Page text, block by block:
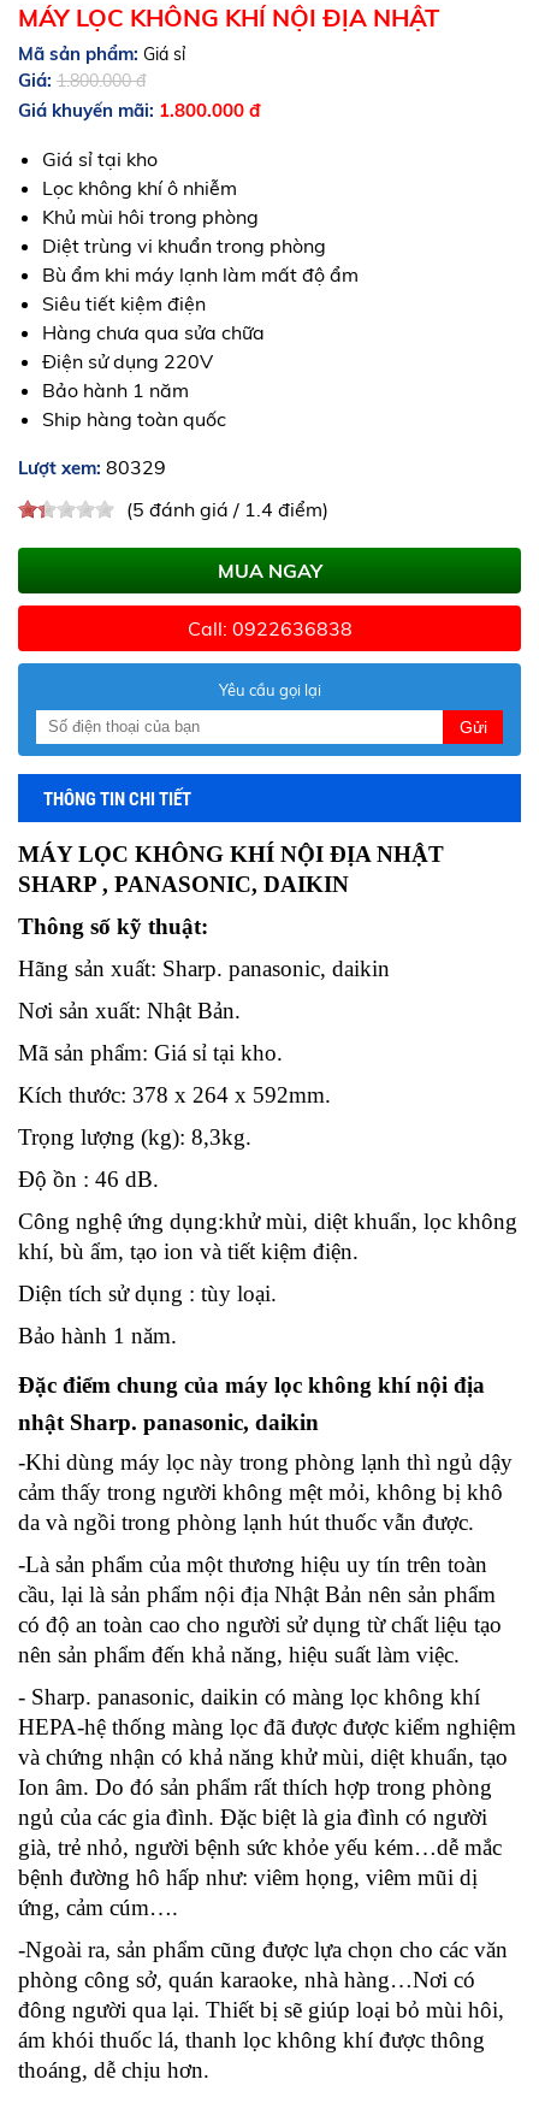
MÁY LỌC KHÔNG KHÍ NỘI ĐỊA NHẬT
Mã sản phẩm: Giá sỉ
Giá: 1.800.000 đ
Giá khuyến mãi: 1.800.000 đ
Giá sỉ tại kho
Lọc không khí ô nhiễm
Khủ mùi hôi trong phòng
Diệt trùng vi khuẩn trong phòng
Bù ẩm khi máy lạnh làm mất độ ẩm
Siêu tiết kiệm điện
Hàng chưa qua sửa chữa
Điện sử dụng 220V
Bảo hành 1 năm
Ship hàng toàn quốc
Lượt xem: 80329
(5 đánh giá / 1.4 điểm)
MUA NGAY
Call: 0922636838
Yêu cầu gọi lại
Gửi
THÔNG TIN CHI TIẾT
MÁY LỌC KHÔNG KHÍ NỘI ĐỊA NHẬT
SHARP , PANASONIC, DAIKIN
Thông số kỹ thuật:
Hãng sản xuất: Sharp. panasonic, daikin
Nơi sản xuất: Nhật Bản.
Mã sản phẩm: Giá sỉ tại kho.
Kích thước: 378 x 264 x 592mm.
Trọng lượng (kg): 8,3kg.
Độ ồn : 46 dB.
Công nghệ ứng dụng:khử mùi, diệt khuẩn, lọc không
khí, bù ẩm, tạo ion và tiết kiệm điện.
Diện tích sử dụng : tùy loại.
Bảo hành 1 năm.
Đặc điểm chung của máy lọc không khí nội địa
nhật Sharp. panasonic, daikin
-Khi dùng máy lọc này trong phòng lạnh thì ngủ dậy
cảm thấy trong người không mệt mỏi, không bị khô
da và ngồi trong phòng lạnh hút thuốc vẫn được.
-Là sản phẩm của một thương hiệu uy tín trên toàn
cầu, lại là sản phẩm nội địa Nhật Bản nên sản phẩm
có độ an toàn cao cho người sử dụng từ chất liệu tạo
nên sản phẩm đến khả năng, hiệu suất làm việc.
- Sharp. panasonic, daikin có màng lọc không khí
HEPA-hệ thống màng lọc đã được được kiểm nghiệm
và chứng nhận có khả năng khử mùi, diệt khuẩn, tạo
Ion âm. Do đó sản phẩm rất thích hợp trong phòng
ngủ của các gia đình. Đặc biệt là gia đình có người
già, trẻ nhỏ, người bệnh sức khỏe yếu kém…dễ mắc
bệnh đường hô hấp như: viêm họng, viêm mũi dị
ứng, cảm cúm….
-Ngoài ra, sản phẩm cũng được lựa chọn cho các văn
phòng công sở, quán karaoke, nhà hàng…Nơi có
đông người qua lại. Thiết bị sẽ giúp loại bỏ mùi hôi,
ám khói thuốc lá, thanh lọc không khí được thông
thoáng, dễ chịu hơn.